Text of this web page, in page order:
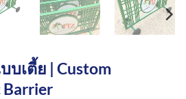
บเตี้ย | Custom
Barrier